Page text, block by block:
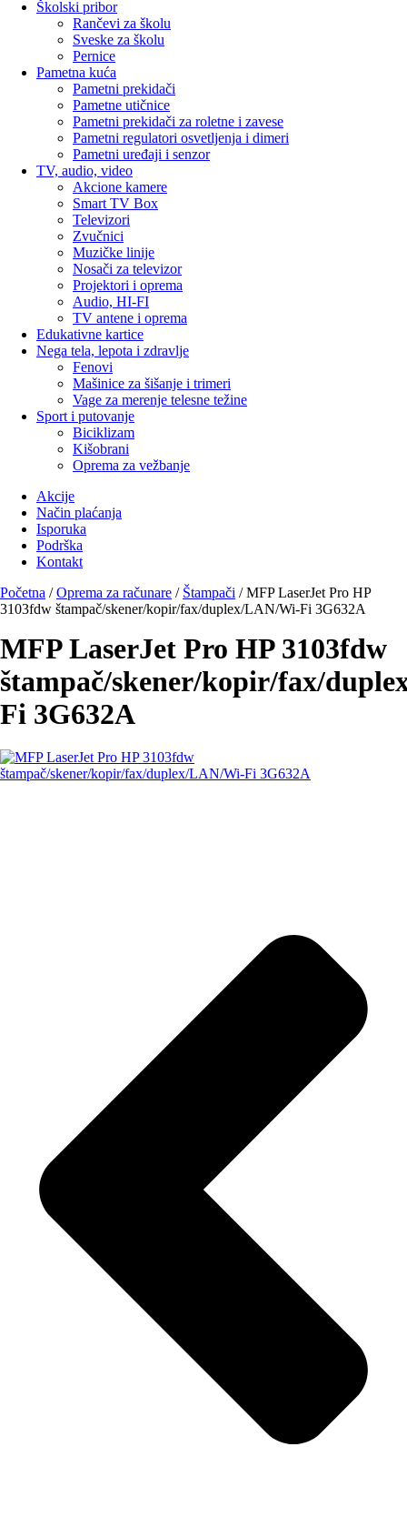
Školski pribor
Rančevi za školu
Sveske za školu
Pernice
Pametna kuća
Pametni prekidači
Pametne utičnice
Pametni prekidači za roletne i zavese
Pametni regulatori osvetljenja i dimeri
Pametni uređaji i senzor
TV, audio, video
Akcione kamere
Smart TV Box
Televizori
Zvučnici
Muzičke linije
Nosači za televizor
Projektori i oprema
Audio, HI-FI
TV antene i oprema
Edukativne kartice
Nega tela, lepota i zdravlje
Fenovi
Mašinice za šišanje i trimeri
Vage za merenje telesne težine
Sport i putovanje
Biciklizam
Kišobrani
Oprema za vežbanje
Akcije
Način plaćanja
Isporuka
Podrška
Kontakt
Početna /Oprema za računare / Štampači / MFP LaserJet Pro HP
3103fdw štampač/skener/kopir/fax/duplex/LAN/Wi-Fi 3G632A
MFP LaserJet Pro HP 3103fdw
štampač/skener/kopir/fax/
Fi 3G632A